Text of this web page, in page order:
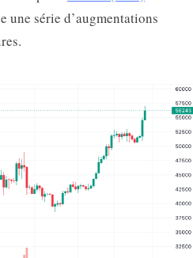
une série d’augmentations